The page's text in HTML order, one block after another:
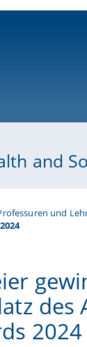
and
und
des
2024